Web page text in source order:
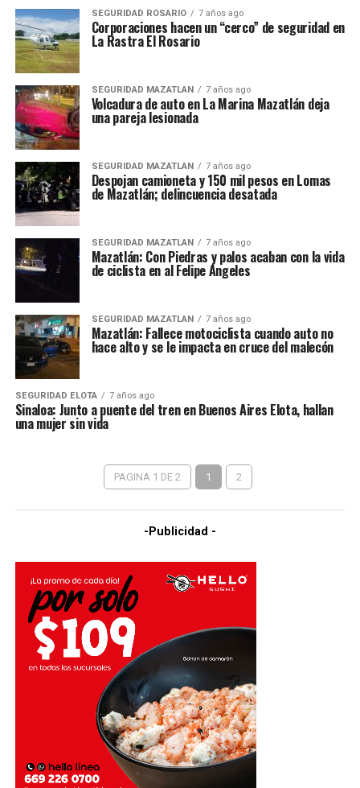
SEGURIDAD ROSARIO 7 años ago
Corporaciones hacen un “cerco” de seguridad en
La Rastra El Rosario
SEGURIDAD MAZATLAN 7 años ago
Volcadura de auto en La Marina Mazatlán deja
una pareja lesionada
SEGURIDAD MAZATLAN 7 años ago
Despojan camioneta y 150 mil pesos en Lomas
de Mazatlán; delincuencia desatada
SEGURIDAD MAZATLAN 7 años ago
Mazatlán: Con Piedras y palos acaban con la vida
de ciclista en al Felipe Angeles
SEGURIDAD MAZATLAN 7 años ago
Mazatlán: Fallece motociclista cuando auto no
hace alto y se le impacta en cruce del malecón
SEGURIDAD ELOTA 7 años ago
Sinaloa: Junto a puente del tren en Buenos Aires Elota, hallan
una mujer sin vida
PAGINA 1 DE 2 1 2
-Publicidad -